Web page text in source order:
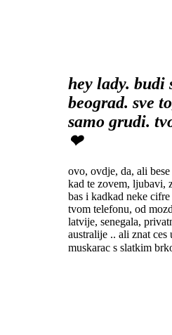
hey lady. budi
beograd. sve
samo grudi.
❤
ovo, ovdje, da, ali
kad te zovem, ljubavi,
bas i kadkad neke
tvom telefonu, od
latvije, senegala,
australije .. ali znat ces
muskarac s slatkim